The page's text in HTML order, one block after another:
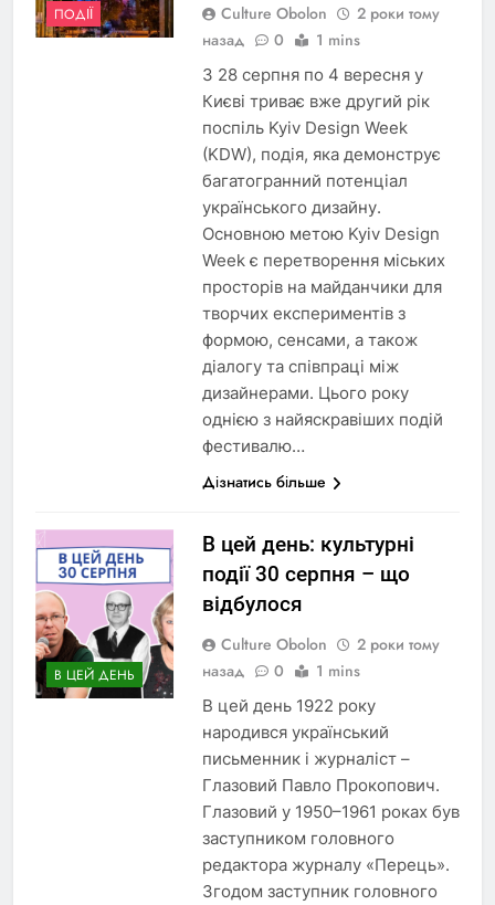
ПОДІЇ Culture Obolon
2 роки тому
назад
0 1 mins
З 28 серпня по 4 вересня у
Києві триває вже другий рік
поспіль Kyiv Design Week
(KDW), подія, яка демонструє
багатогранний потенціал
українського дизайну.
Основною метою Kyiv Design
Week є перетворення міських
просторів на майданчики для
творчих експериментів з
формою, сенсами, а також
діалогу та співпраці між
дизайнерами. Цього року
однією з найяскравіших подій
фестивалю…
Дізнатись більше
В ЦЕЙ ДЕНЬ
В цей день: культурні
події 30 серпня – що
відбулося
Culture Obolon
2 роки тому
назад
0 1 mins
В цей день 1922 року
народився український
письменник і журналіст –
Глазовий Павло Прокопович.
Глазовий у 1950–1961 роках був
заступником головного
редактора журналу «Перець».
Згодом заступник головного